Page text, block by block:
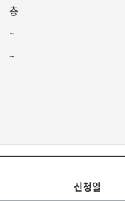
층
~
~
신청일